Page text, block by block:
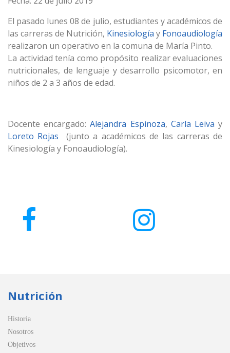
El pasado lunes 08 de julio, estudiantes y académicos de
las carreras de Nutrición, Kinesiología y Fonoaudiología
realizaron un operativo en la comuna de María Pinto.
La actividad tenía como propósito realizar evaluaciones
nutricionales, de lenguaje y desarrollo psicomotor, en
niños de 2 a 3 años de edad.
Docente encargado:Alejandra Espinoza, Carla Leiva y
Loreto Rojas (junto a académicos de las carreras de
Kinesiología y Fonoaudiología).
Nutrición
Historia
Nosotros
Objetivos